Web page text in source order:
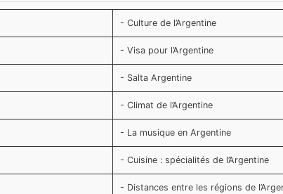
- Culture de l’Argentine
- Visa pour l’Argentine
- Salta Argentine
- Climat de l’Argentine
- La musique en Argentine
- Cuisine : spécialités de l’Argentine
- Distances entre les régions de